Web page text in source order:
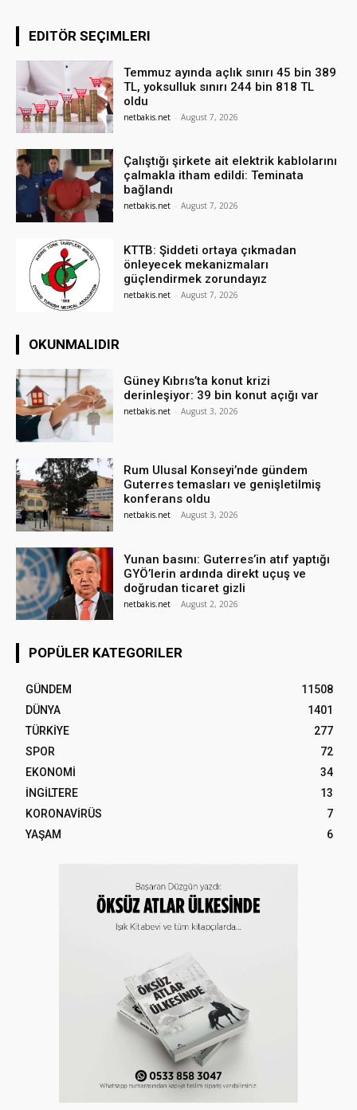
EDITÖR SEÇIMLERI
Temmuz ayında açlık sınırı 45 bin 389
TL, yoksulluk sınırı 244 bin 818 TL
oldu
netbakis.net - August 7, 2026
Çalıştığı şirkete ait elektrik kablolarını
çalmakla itham edildi: Teminata
bağlandı
netbakis.net - August 7, 2026
KTTB: Şiddeti ortaya çıkmadan
önleyecek mekanizmaları
güçlendirmek zorundayız
netbakis.net - August 7, 2026
OKUNMALIDIR
Güney Kıbrıs’ta konut krizi
derinleşiyor: 39 bin konut açığı var
netbakis.net - August 3, 2026
Rum Ulusal Konseyi’nde gündem
Guterres temasları ve genişletilmiş
konferans oldu
netbakis.net - August 3, 2026
Yunan basını: Guterres’in atıf yaptığı
GYÖ’lerin ardında direkt uçuş ve
doğrudan ticaret gizli
netbakis.net - August 2, 2026
POPÜLER KATEGORILER
GÜNDEM
11508
DÜNYA
1401
TÜRKİYE
277
SPOR
72
EKONOMİ
34
İNGİLTERE
13
KORONAVİRÜS
7
YAŞAM
6